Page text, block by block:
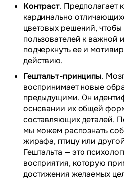
Контраст. Предполагает
кардинально
цветовых решений,
пользователей к важной
подчеркнуть ее и
действию.
Гештальт-принципы.
воспринимает новые
предыдущими. Он
основании их общей
составляющих деталей.
мы можем распознать
жирафа, птицу или
Гештальта — это
восприятия, которую
достижения желаемых